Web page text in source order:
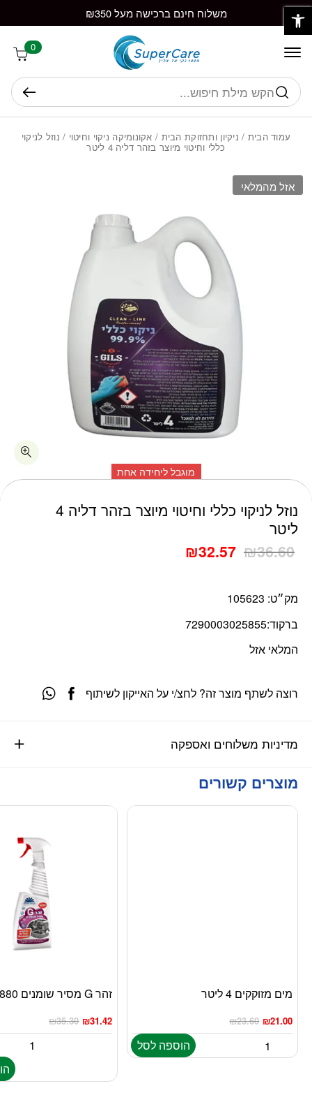
Skip to Content משלוח חינם ברכישה מעל ₪350
0
חיפוש
עמוד הבית / ניקיון ותחזוקת הבית / אקונומיקה ניקוי וחיטוי / נוזל לניקוי
כללי וחיטוי מיוצר בזהר דליה 4 ליטר
נוזל לניקוי כללי וחיטוי מיוצר בזהר דליה 4
ליטר
₪36.60
₪32.57
מק״ט: 105623
ברקוד:7290003025855
המלאי אזל
מדיניות משלוחים ואספקה
רוצה לשתף מוצר זה? לחצ/י על האייקון לשיתוף
אזל מהמלאי
מוגבל ליחידה אחת
מוצרים קשורים
מים מזוקקים 4 ליטר
₪23.60 ₪21.00
הוספה לסל
זהר G מסיר שומנים 880 מ”ל
₪35.30 ₪31.42
בחזרה למעלה
פתח סרגל נגישות